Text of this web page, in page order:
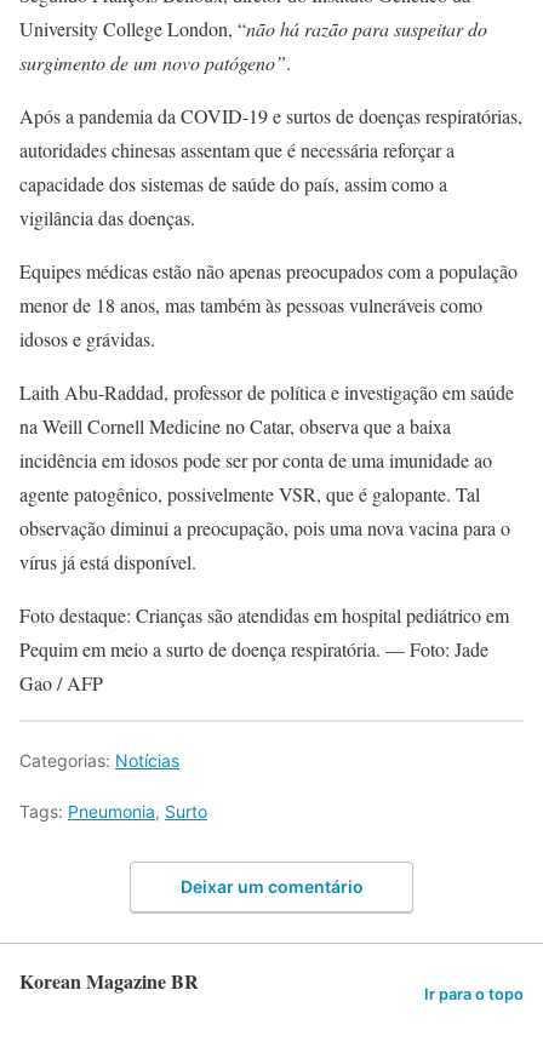
University College London, “não há razão para suspeitar do
surgimento de um novo patógeno”.
Após a pandemia da COVID-19 e surtos de doenças respiratórias,
autoridades chinesas assentam que é necessária reforçar a
capacidade dos sistemas de saúde do país, assim como a
vigilância das doenças.
Equipes médicas estão não apenas preocupados com a população
menor de 18 anos, mas também às pessoas vulneráveis como
idosos e grávidas.
Laith Abu-Raddad, professor de política e investigação em saúde
na Weill Cornell Medicine no Catar, observa que a baixa
incidência em idosos pode ser por conta de uma imunidade ao
agente patogênico, possivelmente VSR, que é galopante. Tal
observação diminui a preocupação, pois uma nova vacina para o
vírus já está disponível.
Foto destaque: Crianças são atendidas em hospital pediátrico em
Pequim em meio a surto de doença respiratória. — Foto: Jade
Gao / AFP
Categorias: Notícias
Tags: Pneumonia, Surto
Deixar um comentário
Korean Magazine BR Ir para o topo